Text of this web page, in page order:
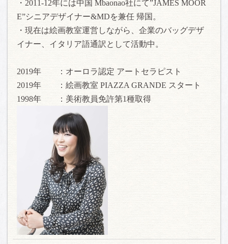
・2011-12年には中国 Mbaonao社にて”JAMES MOOR
E”シニアデザイナー&MDを兼任 帰国。
・現在は絵画教室運営しながら、企業のバッグデザ
イナー、イタリア語通訳として活動中。
2019年 ：オーロラ認定 アートセラピスト
2019年 ：絵画教室 PIAZZA GRANDE スタート
1998年 ：美術教員免許第1種取得